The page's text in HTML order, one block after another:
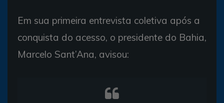
Em sua primeira entrevista coletiva após a
conquista do acesso, o presidente do Bahia,
Marcelo Sant’Ana, avisou: